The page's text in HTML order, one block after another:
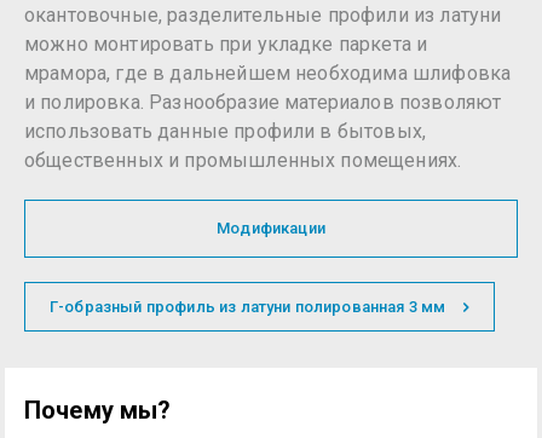
окантовочные, разделительные профили из латуни
можно монтировать при укладке паркета и
мрамора, где в дальнейшем необходима шлифовка
и полировка. Разнообразие материалов позволяют
использовать данные профили в бытовых,
общественных и промышленных помещениях.
Модификации
Г-образный профиль из латуни полированная 3 мм
Почему мы?